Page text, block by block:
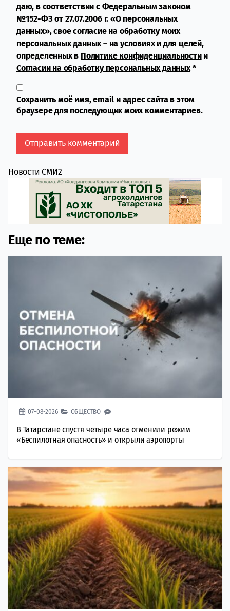
даю, в соответствии с Федеральным законом
№152-ФЗ от 27.07.2006 г. «О персональных
данных», свое согласие на обработку моих
персональных данных – на условиях и для целей,
определенных в Политике конфиденциальностии
Согласии на обработку персональных данных*
Сохранить моё имя, email и адрес сайта в этом
браузере для последующих моих комментариев.
Новости СМИ2
Еще по теме:
07-08-2026 ОБЩЕСТВО
В Татарстане спустя четыре часа отменили режим
«Беспилотная опасность» и открыли аэропорты